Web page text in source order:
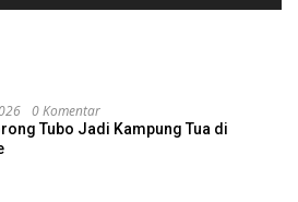
0 Komentar
Tubo Jadi Kampung Tua di